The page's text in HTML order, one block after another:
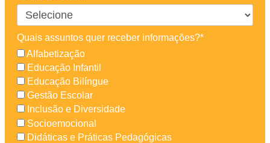
Quais assuntos quer receber informações?*
Alfabetização
Educação Infantil
Educação Bilíngue
Gestão Escolar
Inclusão e Diversidade
Socioemocional
Didáticas e Práticas Pedagógicas